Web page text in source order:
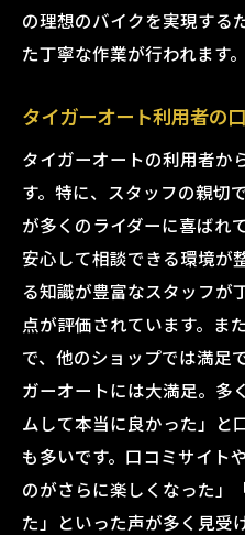
の理想のバイクを実現する
た丁寧な作業が行われます。
タイガーオート利用者の
タイガーオートの利用者か
す。特に、スタッフの親切
が多くのライダーに喜ばれ
安心して相談できる環境が
る知識が豊富なスタッフが
点が評価されています。ま
で、他のショップでは満足
ガーオートには大満足。多
ムして本当に良かった」と
も多いです。口コミサイト
のがさらに楽しくなった」
た」といった声が多く見受